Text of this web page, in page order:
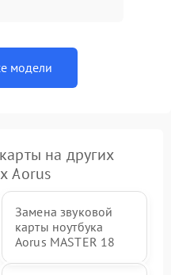
модели
на других
Aorus
Замена звуковой
карты ноутбука
Aorus MASTER 18